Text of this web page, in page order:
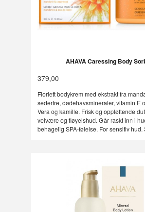
AHAVA Caressing Body
379,00
Florlett bodykrem med ekstrakt fra
sedertre, dødehavsmineraler, vitamin E
Vera og kamille. Frisk og oppløftende
velvære og fløyelshud. Går raskt inn i
behagelig SPA-følelse. For sensitiv hud.